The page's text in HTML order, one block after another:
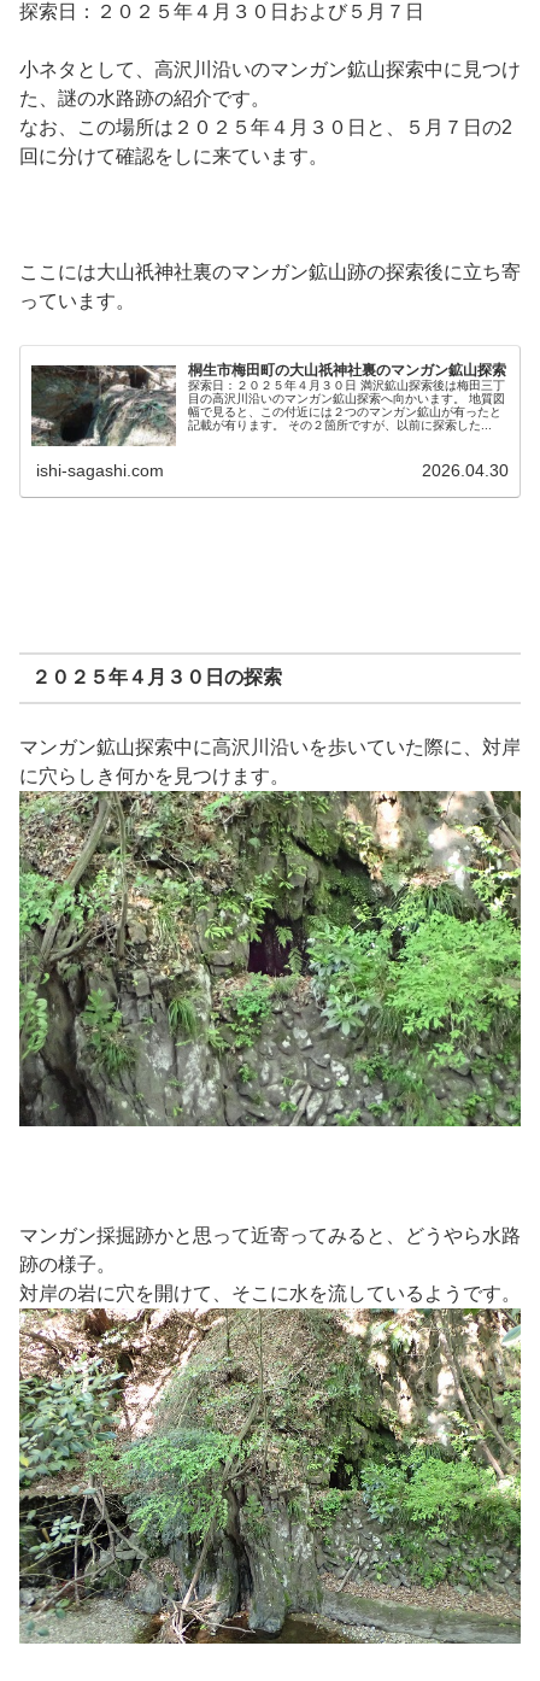
探索日：２０２５年４月３０日および５月７日
小ネタとして、高沢川沿いのマンガン鉱山探索中に見つけ
た、謎の水路跡の紹介です。
なお、この場所は２０２５年４月３０日と、５月７日の2
回に分けて確認をしに来ています。
ここには大山祇神社裏のマンガン鉱山跡の探索後に立ち寄
っています。
桐生市梅田町の大山祇神社裏のマンガン鉱山探索
探索日：２０２５年４月３０日 満沢鉱山探索後は梅田三丁
目の高沢川沿いのマンガン鉱山探索へ向かいます。 地質図
幅で見ると、この付近には２つのマンガン鉱山が有ったと
記載が有ります。 その２箇所ですが、以前に探索した...
ishi-sagashi.com 2026.04.30
２０２５年４月３０日の探索
マンガン鉱山探索中に高沢川沿いを歩いていた際に、対岸
に穴らしき何かを見つけます。
マンガン採掘跡かと思って近寄ってみると、どうやら水路
跡の様子。
対岸の岩に穴を開けて、そこに水を流しているようです。